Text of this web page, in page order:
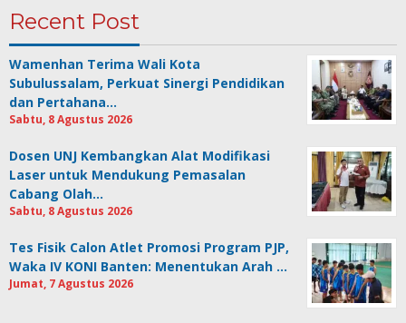
Recent Post
Wamenhan Terima Wali Kota
Subulussalam, Perkuat Sinergi Pendidikan
dan Pertahana…
Sabtu, 8 Agustus 2026
Dosen UNJ Kembangkan Alat Modifikasi
Laser untuk Mendukung Pemasalan
Cabang Olah…
Sabtu, 8 Agustus 2026
Tes Fisik Calon Atlet Promosi Program PJP,
Waka IV KONI Banten: Menentukan Arah …
Jumat, 7 Agustus 2026